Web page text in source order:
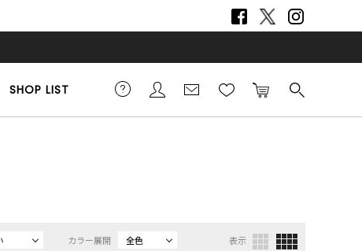
SHOP LIST
カラー展開 全色 表示